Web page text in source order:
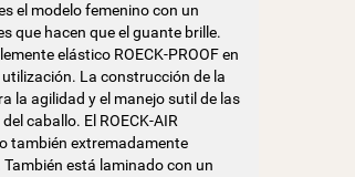
el modelo femenino con un
que hacen que el guante brille.
elástico ROECK-PROOF en
La construcción de la
la agilidad y el manejo sutil de las
caballo. El ROECK-AIR
también extremadamente
está laminado con un